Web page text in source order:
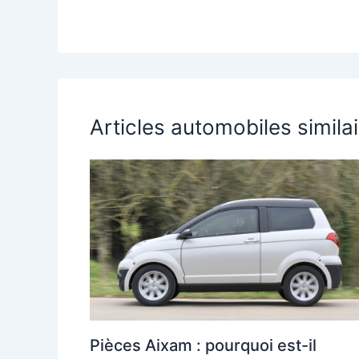
Articles automobiles
Pièces Aixam : pourquoi est-il